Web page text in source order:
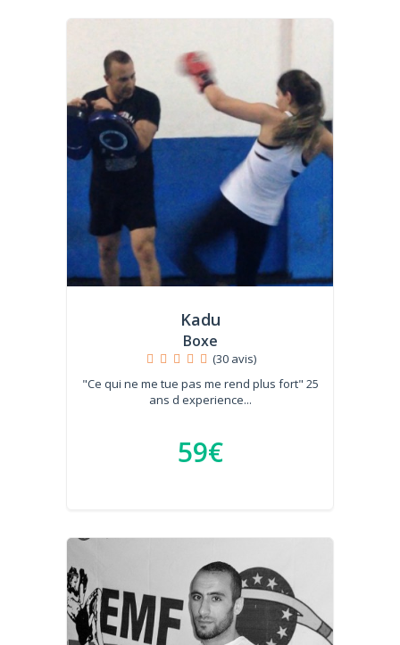
Kadu
Boxe
(30 avis)
"Ce qui ne me tue pas me rend plus fort" 25
ans d experience...
59€